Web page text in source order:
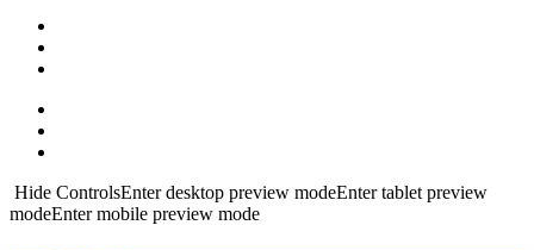
Hide ControlsEnter desktop preview modeEnter tablet preview
modeEnter mobile preview mode